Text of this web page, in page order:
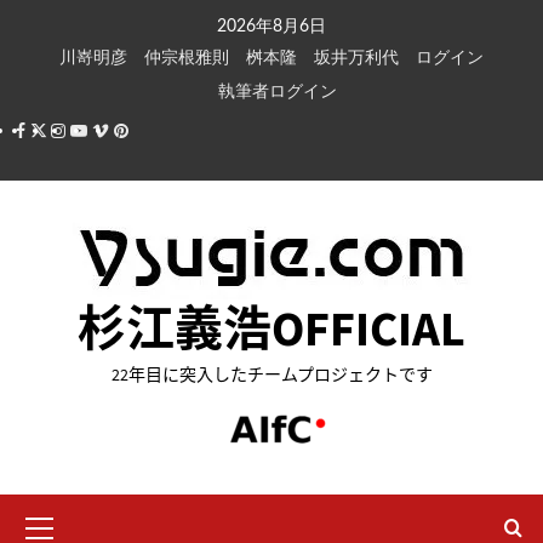
キ
2026年8月6日
川嵜明彦
仲宗根雅則 桝本隆 坂井万利代
ログイン
執筆者ログイン
Facebook
X Instagram
Youtube
VimeoPinterest
杉江義浩OFFICIAL
22年目に突入したチームプロジェクトです
イ